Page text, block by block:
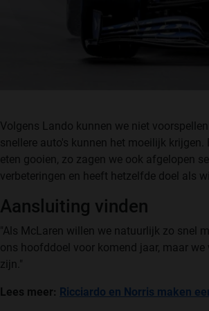
Volgens Lando kunnen we niet
snellere auto's kunnen het moeilijk
eten gooien, zo zagen we ook afgelopen
verbeteringen en heeft hetzelfde doel als
Aansluiting vinden
"Als McLaren willen we natuurlijk zo snel
ons hoofddoel voor komend jaar, maar
zijn."
Lees meer: Ricciardo en Norris maken